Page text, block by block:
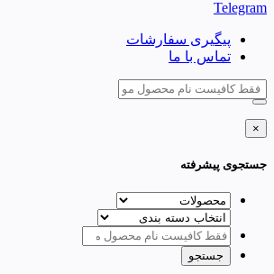
Telegram
پیگیری سفارشات
تماس با ما
×
جستجوی پیشرفته